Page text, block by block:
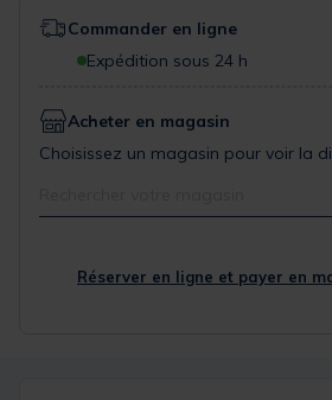
Commander en ligne
Expédition sous 24 h
Acheter en magasin
Choisissez un magasin pour voir la
Réserver en ligne et payer en